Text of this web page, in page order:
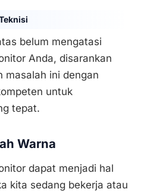
belum mengatasi
Anda, disarankan
masalah ini dengan
untuk
tepat.
Warna
dapat menjadi hal
kita sedang bekerja atau